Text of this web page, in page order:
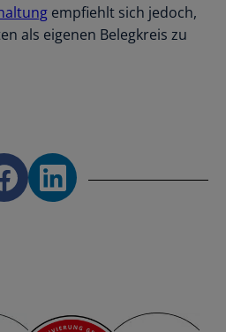
empfiehlt sich jedoch,
als eigenen Belegkreis zu
Share on Facebook
Share on LinkedIn